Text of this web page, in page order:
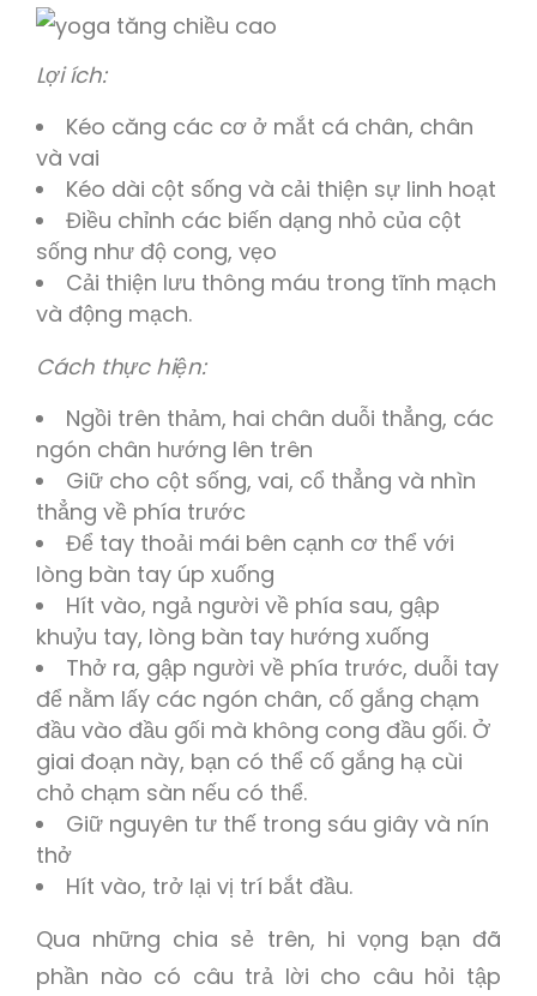
Lợi ích:
Kéo căng các cơ ở mắt cá chân, chân
và vai
Kéo dài cột sống và cải thiện sự linh hoạt
Điều chỉnh các biến dạng nhỏ của cột
sống như độ cong, vẹo
Cải thiện lưu thông máu trong tĩnh mạch
và động mạch.
Cách thực hiện:
Ngồi trên thảm, hai chân duỗi thẳng, các
ngón chân hướng lên trên
Giữ cho cột sống, vai, cổ thẳng và nhìn
thẳng về phía trước
Để tay thoải mái bên cạnh cơ thể với
lòng bàn tay úp xuống
Hít vào, ngả người về phía sau, gập
khuỷu tay, lòng bàn tay hướng xuống
Thở ra, gập người về phía trước, duỗi tay
để nằm lấy các ngón chân, cố gắng chạm
đầu vào đầu gối mà không cong đầu gối. Ở
giai đoạn này, bạn có thể cố gắng hạ cùi
chỏ chạm sàn nếu có thể.
Giữ nguyên tư thế trong sáu giây và nín
thở
Hít vào, trở lại vị trí bắt đầu.
Qua những chia sẻ trên, hi vọng bạn đã
phần nào có câu trả lời cho câu hỏi tập